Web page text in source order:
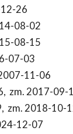
26
08-02
08-15
07-03
11-06
, zm. 2017-09-
, zm. 2018-10-
12-07